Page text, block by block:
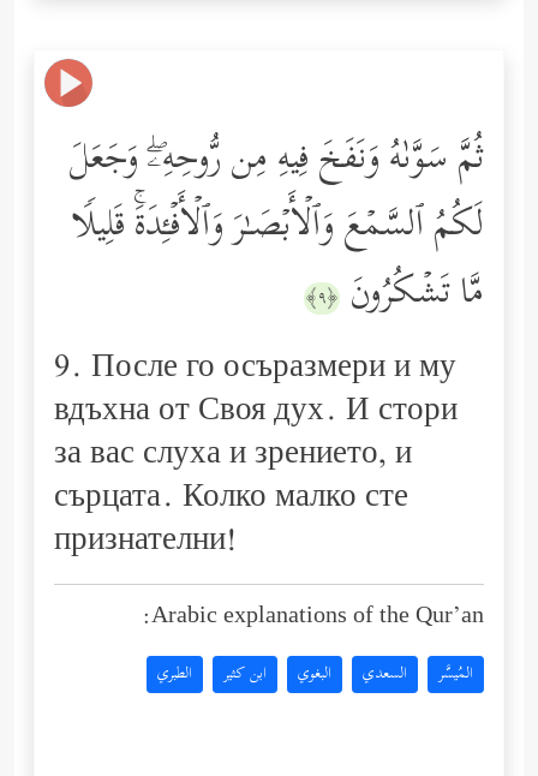
ثُمَّ سَوَّىٰهُ وَنَفَخَ فِیهِ مِن رُّوحِهِۦۖ وَجَعَلَ
لَكُمُ ٱلسَّمۡعَ وَٱلۡأَبۡصَـٰرَ وَٱلۡأَفۡـِٔدَةَۚ قَلِیلࣰا
مَّا تَشۡكُرُونَ ﴿٩﴾
9. После го осъразмери и му
вдъхна от Своя дух. И стори
за вас слуха и зрението, и
сърцата. Колко малко сте
признателни!
Arabic explanations of the Qur’an:
المُيسَّر السعدي البغوي ابن كثير الطبري